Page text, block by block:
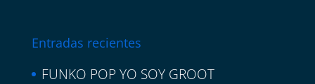
Entradas recientes
FUNKO POP YO SOY GROOT